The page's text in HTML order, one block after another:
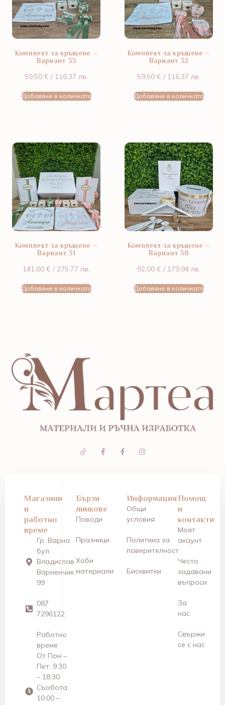
Комплект за кръщене –
Вариант 33
59,50 € / 116,37 лв.
Добавяне в количката
Комплект за кръщене –
Вариант 32
59,50 € / 116,37 лв.
Добавяне в количката
Комплект за кръщене –
Вариант 31
141,00 € / 275,77 лв.
Добавяне в количката
Комплект за кръщене –
Вариант 30
92,00 € / 179,94 лв.
Добавяне в количката
Магазини
и
работно
време
Гр. Варна
бул.
Владислав
Варненчик
99
087
7296122
Работно
време
От Пон –
Пет: 9:30
– 18:30
Съобота:
10:00 –
Бързи
линкове
Поводи
Празници
Хоби
материали
Информация
Общи
условия
Политика за
поверителност
Бисквитки
Помощ
и
контакти
Моят
акаунт
Често
задавани
въпроси
За
нас
Свържи
се с нас